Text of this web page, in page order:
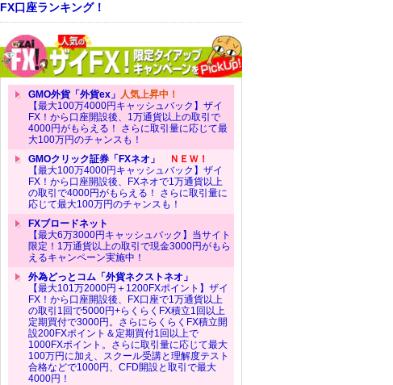
FX口座ランキング！
GMO外貨「外貨ex」 人気上昇中！
【最大100万4000円キャッシュバック】ザイ
FX！から口座開設後、1万通貨以上の取引で
4000円がもらえる！ さらに取引量に応じて最
大100万円のチャンスも！
GMOクリック証券「FXネオ」
ＮＥＷ！
【最大100万4000円キャッシュバック】ザイ
FX！から口座開設後、FXネオで1万通貨以上
の取引で4000円がもらえる！ さらに取引量に
応じて最大100万円のチャンスも！
FXブロードネット
【最大6万3000円キャッシュバック】当サイト
限定！1万通貨以上の取引で現金3000円がもら
えるキャンペーン実施中！
外為どっとコム「外貨ネクストネオ」
【最大101万2000円＋1200FXポイント】ザイ
FX！から口座開設後、FX口座で1万通貨以上
の取引1回で5000円+らくらくFX積立1回以上
定期買付で3000円。さらにらくらくFX積立開
設200FXポイント＆定期買付1回以上で
1000FXポイント。さらに取引量に応じて最大
100万円に加え、スクール受講と理解度テスト
合格などで1000円、CFD開設と取引で最大
4000円！